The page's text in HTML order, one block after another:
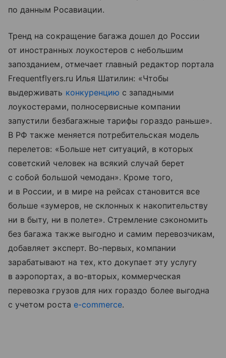
по данным Росавиации.
Тренд на сокращение багажа дошел до России
от иностранных лоукостеров с небольшим
запозданием, отмечает главный редактор портала
Frequentflyers.ru Илья Шатилин: «Чтобы
выдерживать конкуренцию с западными
лоукостерами, полносервисные компании
запустили безбагажные тарифы гораздо раньше».
В РФ также меняется потребительская модель
перелетов: «Больше нет ситуаций, в которых
советский человек на всякий случай берет
с собой большой чемодан». Кроме того,
и в России, и в мире на рейсах становится все
больше «зумеров, не склонных к накопительству
ни в быту, ни в полете». Стремление сэкономить
без багажа также выгодно и самим перевозчикам,
добавляет эксперт. Во-первых, компании
зарабатывают на тех, кто докупает эту услугу
в аэропортах, а во-вторых, коммерческая
перевозка грузов для них гораздо более выгодна
с учетом роста e-commerce.